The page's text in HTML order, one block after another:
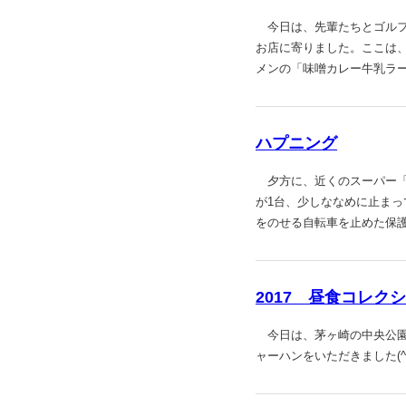
今日は、先輩たちとゴル
お店に寄りました。ここは
メンの「味噌カレー牛乳ラ
ハプニング
夕方に、近くのスーパー
が1台、少しななめに止ま
をのせる自転車を止めた保
2017 昼食コレク
今日は、茅ヶ崎の中央公
ャーハンをいただきました